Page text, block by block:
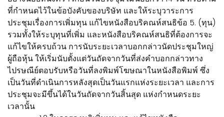
ที่กำหนดไว้ในข้อบังคับของบริษัท และให้ระบุวาระการ
ประชุมเรื่องการเพิ่มทุน แก้ไขหนังสือบริคณห์สนธิข้อ 5. (ทุน)
รวมทั้งให้ระบุทุนที่เพิ่ม และหนังสือบริคณห์สนธิที่ต้องการจะ
แก้ไขให้ครบถ้วน การนับระยะเวลาบอกกล่าวนัดประชุมใหญ่
ผู้ถือหุ้น ให้เริ่มนับตั้งแต่วันถัดจากวันที่ส่งคำบอกกล่าวทาง
ไปรษณีย์ตอบรับหรือวันที่ลงพิมพ์โฆษณาในหนังสือพิมพ์ ซึ่ง
เป็นวันที่ดำเนินการหลังสุดเป็นวันแรกแห่งระยะเวลา และการ
ประชุมจะมีขึ้นได้ในวันถัดจากวันสิ้นสุด แห่งกำหนดระยะ
เวลานั้น